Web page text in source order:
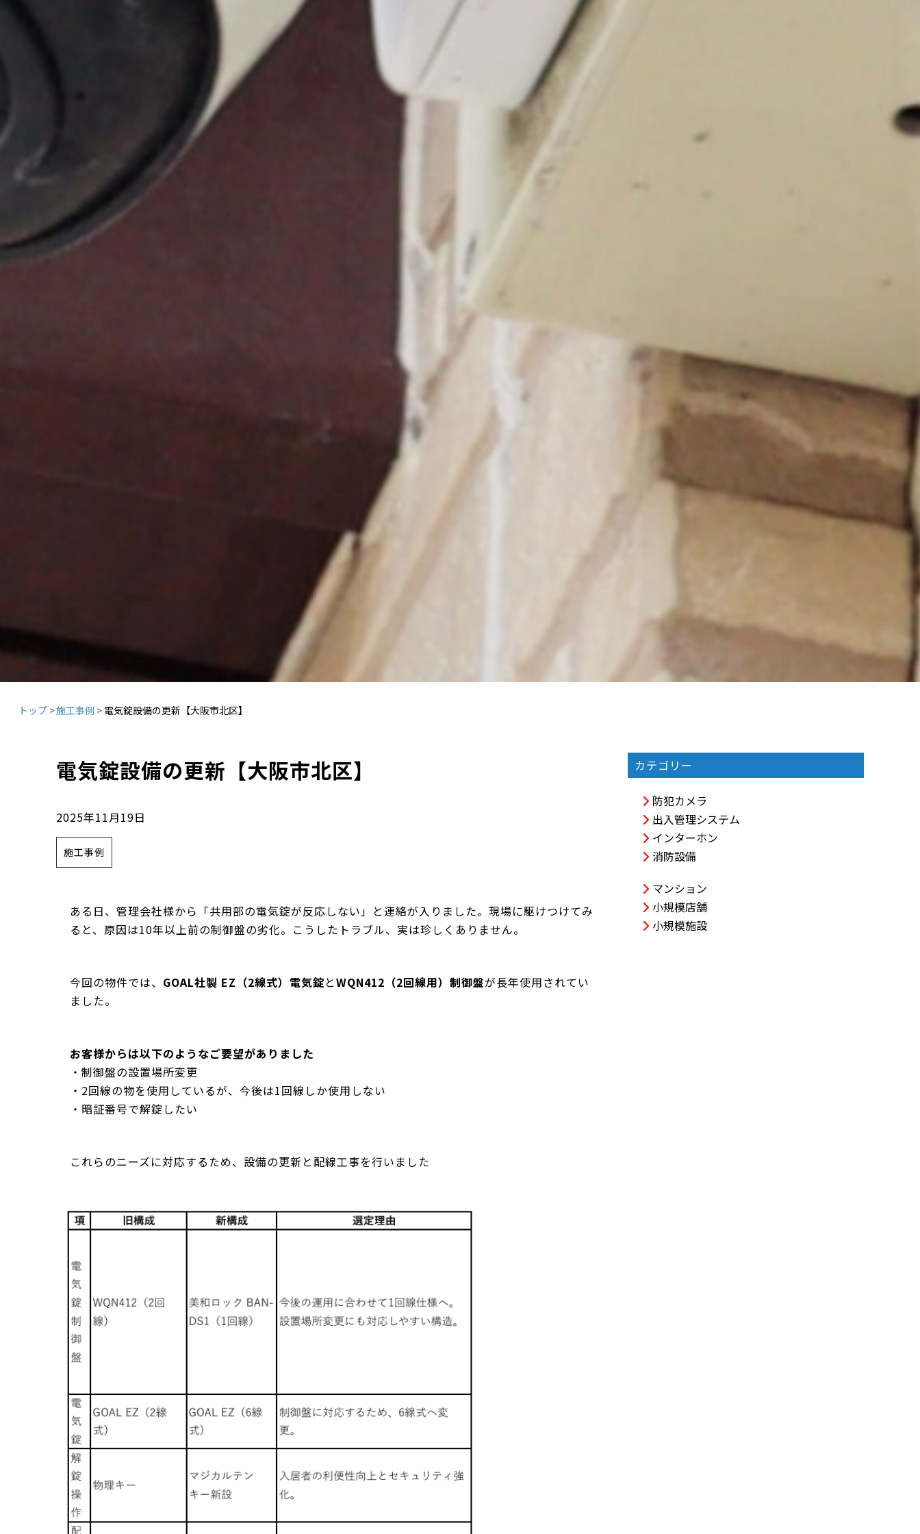
トップ 施工事例 電気錠設備の更新【大阪市北区】
電気錠設備の更新【大阪市北区】
2025年11月19日
施工事例
ある日、管理会社様から「共用部の電気錠が反応しない」と連絡が入りました。現場に駆けつけてみ
ると、原因は10年以上前の制御盤の劣化。こうしたトラブル、実は珍しくありません。
今回の物件では、 GOAL社製 EZ（2線式）電気錠とWQN412（2回線用）制御盤が長年使用されてい
ました。
お客様からは以下のようなご要望がありました
・制御盤の設置場所変更
・2回線の物を使用しているが、今後は1回線しか使用しない
・暗証番号で解錠したい
これらのニーズに対応するため、設備の更新と配線工事を行いました
カテゴリー
防犯カメラ
出入管理システム
インターホン
消防設備
マンション
小規模店舗
小規模施設